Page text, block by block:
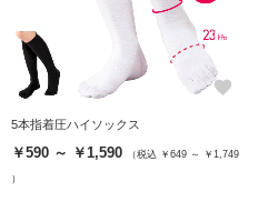
favorite
5本指着圧ハイソックス
￥590 ～ ￥1,590 （税込 ￥649 ～ ￥1,749
）